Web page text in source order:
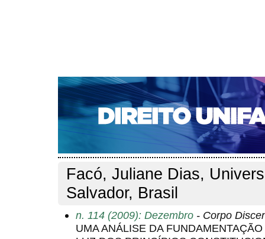
CAPA SOBRE ACESSO CADASTRO
NOTÍCIAS
EDIÇÕES DE Nº 1 A 100 WEBMAIL
Capa>Pesquisa> Perfil do autor
Perfil do autor
Facó, Juliane Dias,
Salvador, Brasil
n. 114 (2009): Dezembro - Corpo
UMA ANÁLISE DA